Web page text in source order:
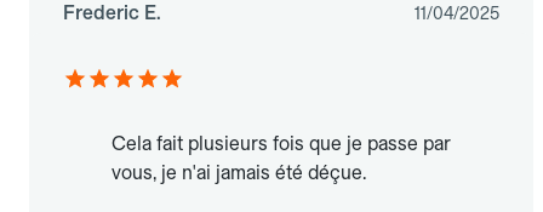
Frederic E. 11/04/2025
Cela fait plusieurs fois que je passe par
vous, je n'ai jamais été déçue.